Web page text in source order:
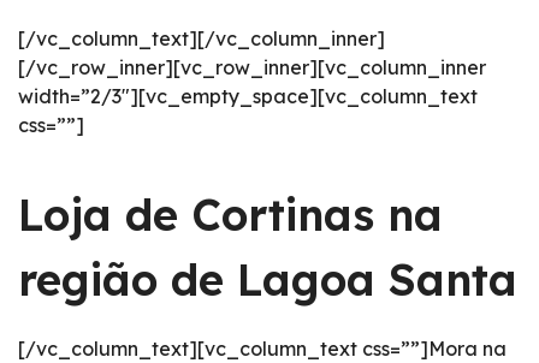
[/vc_column_text][/vc_column_inner]
[/vc_row_inner][vc_row_inner][vc_column_inner
width=”2/3″][vc_empty_space][vc_column_text
css=””]
Loja de Cortinas na
região de Lagoa Santa
[/vc_column_text][vc_column_text css=””]Mora na